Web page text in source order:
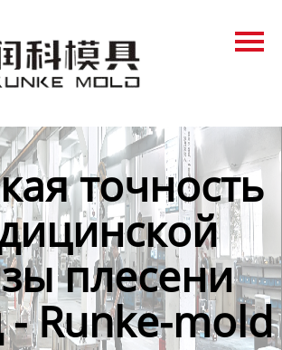
точность
плесени
- Runke-mold